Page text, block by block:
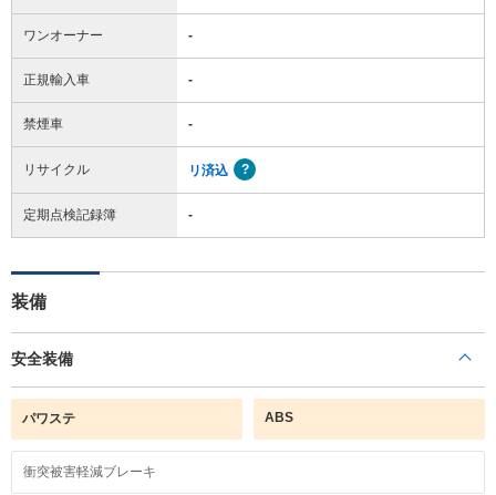
ワンオーナー -
正規輸入車 -
禁煙車 -
リサイクル リ済込
定期点検記録簿 -
装備
安全装備
パワステ ABS
衝突被害軽減ブレーキ